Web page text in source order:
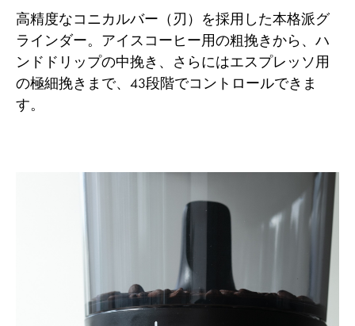
高精度なコニカルバー（刃）を採用した本格派グ
ラインダー。アイスコーヒー用の粗挽きから、ハ
ンドドリップの中挽き、さらにはエスプレッソ用
の極細挽きまで、43段階でコントロールできま
す。